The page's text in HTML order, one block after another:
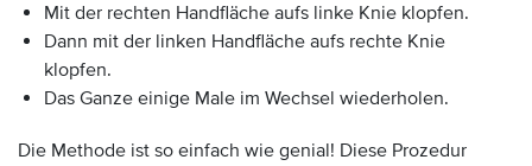
Mit der rechten Handfläche aufs linke Knie klopfen.
Dann mit der linken Handfläche aufs rechte Knie
klopfen.
Das Ganze einige Male im Wechsel wiederholen.
Die Methode ist so einfach wie genial! Diese Prozedur